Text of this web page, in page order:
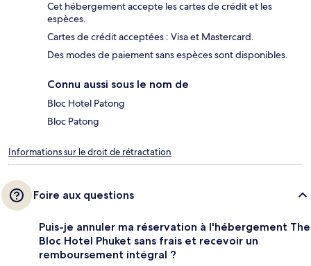
Cet hébergement accepte les cartes de crédit et les
espèces.
Cartes de crédit acceptées : Visa et Mastercard.
Des modes de paiement sans espèces sont disponibles.
Connu aussi sous le nom de
Bloc Hotel Patong
Bloc Patong
Informations sur le droit de rétractation
Foire aux questions
Puis-je annuler ma réservation à l'hébergement The
Bloc Hotel Phuket sans frais et recevoir un
remboursement intégral ?